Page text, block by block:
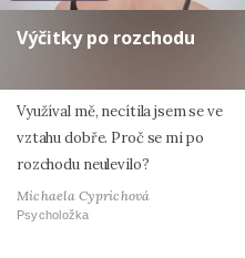
Výčitky po rozchodu
Využíval mě, necítila jsem se ve
vztahu dobře. Proč se mi po
rozchodu neulevilo?
Michaela Cyprichová
Psycholožka